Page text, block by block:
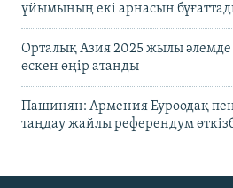
ұйымының екі арнасын
Орталық Азия 2025 жылы
өскен өңір атанды
Пашинян: Армения Еуроодақ
таңдау жайлы референдум